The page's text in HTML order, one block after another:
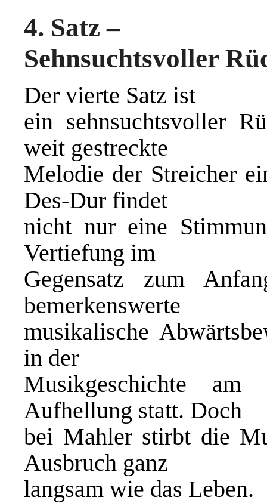
4. Satz –
Sehnsuchtsvoller
Der vierte Satz ist
ein sehnsuchtsvoller
weit gestreckte
Melodie der Streicher
Des-Dur findet
nicht nur eine
Vertiefung im
Gegensatz zum
bemerkenswerte
musikalische
in der
Musikgeschichte
Aufhellung statt. Doch
bei Mahler stirbt die
Ausbruch ganz
langsam wie das Leben.